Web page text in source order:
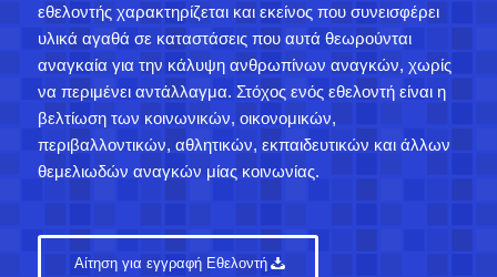
εθελοντής χαρακτηρίζεται και εκείνος που συνεισφέρει
υλικά αγαθά σε καταστάσεις που αυτά θεωρούνται
αναγκαία για την κάλυψη ανθρωπίνων αναγκών, χωρίς
να περιμένει αντάλλαγμα. Στόχος ενός εθελοντή είναι η
βελτίωση των κοινωνικών, οικονομικών,
περιβαλλοντικών, αθλητικών, εκπαιδευτικών και άλλων
θεμελιωδών αναγκών μίας κοινωνίας.
Αίτηση για εγγραφή Εθελοντή